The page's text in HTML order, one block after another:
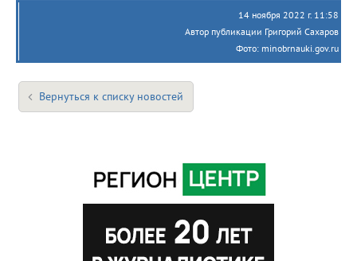
14 ноября 2022 г. 11:58
Автор публикации Григорий Сахаров
Фото: minobrnauki.gov.ru
Вернуться к списку новостей